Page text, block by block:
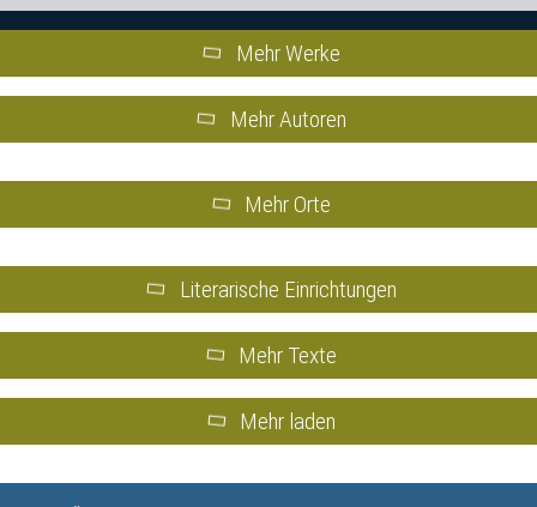
Mehr Werke
Mehr Autoren
Mehr Orte
Literarische Einrichtungen
Mehr Texte
Mehr laden